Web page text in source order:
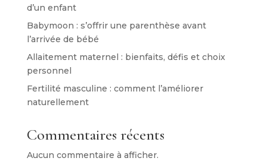
d’un enfant
Babymoon : s’offrir une parenthèse avant
l’arrivée de bébé
Allaitement maternel : bienfaits, défis et choix
personnel
Fertilité masculine : comment l’améliorer
naturellement
Commentaires récents
Aucun commentaire à afficher.